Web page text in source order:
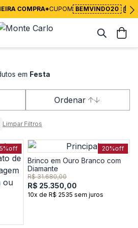
COMPRA*CUPOM BEMVINDO20
em Festa
Ordenar
Limpar Filtros
off 20%off
Brinco em Ouro Branco com
Diamante
R$ 31.680,00
R$ 25.350,00
10x de R$ 2535 sem juros